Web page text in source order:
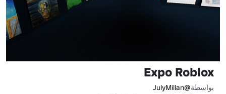
Expo Roblox
بواسطة@JulyMillan